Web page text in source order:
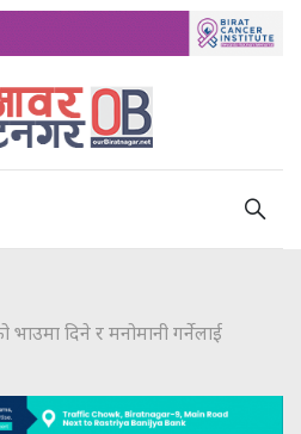
भाउमा दिने र मनोमानी गर्नेलाई